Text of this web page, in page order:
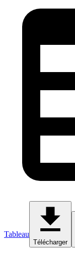
Tableau
Télécharger